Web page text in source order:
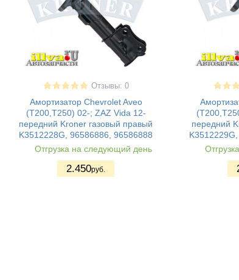
Отзывы: 0
Амортизатор Chevrolet Aveo
(T200,T250) 02-; ZAZ Vida 12-
передний Kroner газовый правый
K3512228G, 96586886, 96586888
Отгрузка на следующий день
2.450руб.
передний